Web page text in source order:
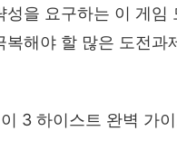
성을 요구하는 이 게임
복해야 할 많은 도전과